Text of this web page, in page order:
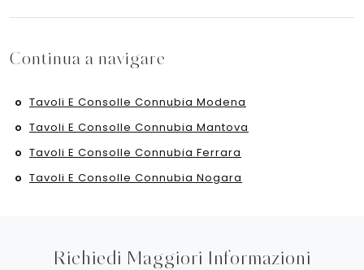
Continua a navigare
Tavoli E Consolle Connubia Modena
Tavoli E Consolle Connubia Mantova
Tavoli E Consolle Connubia Ferrara
Tavoli E Consolle Connubia Nogara
Richiedi Maggiori Informazioni